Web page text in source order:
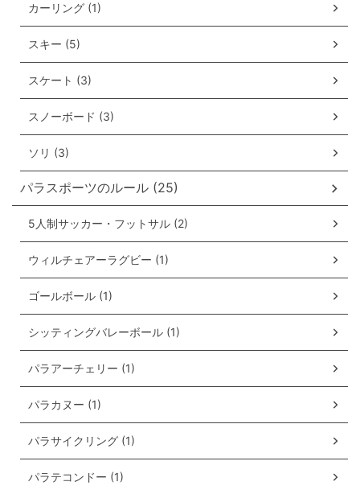
カーリング (1)
スキー (5)
スケート (3)
スノーボード (3)
ソリ (3)
パラスポーツのルール (25)
5人制サッカー・フットサル (2)
ウィルチェアーラグビー (1)
ゴールボール (1)
シッティングバレーボール (1)
パラアーチェリー (1)
パラカヌー (1)
パラサイクリング (1)
パラテコンドー (1)